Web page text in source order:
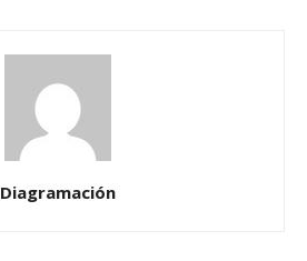
Diagramación